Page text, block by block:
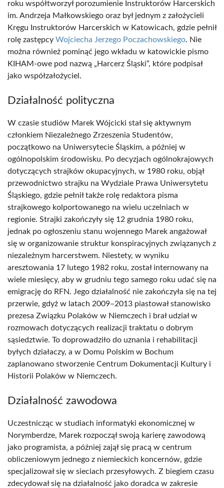
roku współtworzył porozumienie Instruktorów Harcerskich
im. Andrzeja Małkowskiego oraz był jednym z założycieli
Kręgu Instruktorów Harcerskich w Katowicach, gdzie pełnił
rolę zastępcy Wojciecha Jerzego Poczachowskiego. Nie
można również pominąć jego wkładu w katowickie pismo
KIHAM-owe pod nazwą „Harcerz Śląski”, które podpisał
jako współzałożyciel.
Działalność polityczna
W czasie studiów Marek Wójcicki stał się aktywnym
członkiem Niezależnego Zrzeszenia Studentów,
początkowo na Uniwersytecie Śląskim, a później w
ogólnopolskim środowisku. Po decyzjach ogólnokrajowych
dotyczących strajków okupacyjnych, w 1980 roku, objął
przewodnictwo strajku na Wydziale Prawa Uniwersytetu
Śląskiego, gdzie pełnił także rolę redaktora pisma
strajkowego kolportowanego na wielu uczelniach w
regionie. Strajki zakończyły się 12 grudnia 1980 roku,
jednak po ogłoszeniu stanu wojennego Marek angażował
się w organizowanie struktur konspiracyjnych związanych z
niezależnym harcerstwem. Niestety, w wyniku
aresztowania 17 lutego 1982 roku, został internowany na
wiele miesięcy, aby w grudniu tego samego roku udać się na
emigrację do RFN. Jego działalność nie zakończyła się na tej
przerwie, gdyż w latach 2009–2013 piastował stanowisko
prezesa Związku Polaków w Niemczech i brał udział w
rozmowach dotyczących realizacji traktatu o dobrym
sąsiedztwie. To doprowadziło do uznania i rehabilitacji
byłych działaczy, a w Domu Polskim w Bochum
zaplanowano stworzenie Centrum Dokumentacji Kultury i
Historii Polaków w Niemczech.
Działalność zawodowa
Uczestnicząc w studiach informatyki ekonomicznej w
Norymberdze, Marek rozpoczął swoją karierę zawodową
jako programista, a później zajął się pracą w centrum
obliczeniowym jednego z niemieckich koncernów, gdzie
specjalizował się w sieciach przesyłowych. Z biegiem czasu
zdecydował się na działalność jako doradca w zakresie